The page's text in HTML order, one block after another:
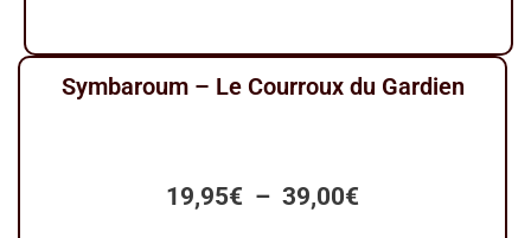
Symbaroum – Le Courroux du Gardien
19,95€ – 39,00€